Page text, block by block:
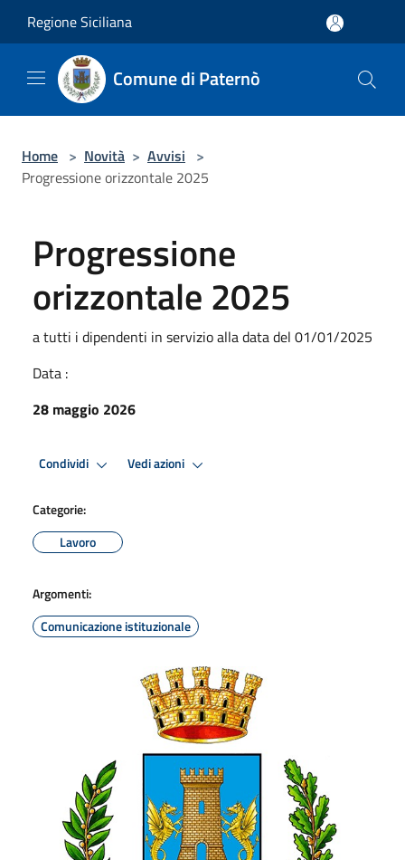
Regione Siciliana
Comune di Paternò
Home > Novità > Avvisi >
Progressione orizzontale 2025
Progressione
orizzontale 2025
a tutti i dipendenti in servizio alla data del 01/01/2025
Data :
28 maggio 2026
Condividi Vedi azioni
Categorie:
Lavoro
Argomenti:
Comunicazione istituzionale